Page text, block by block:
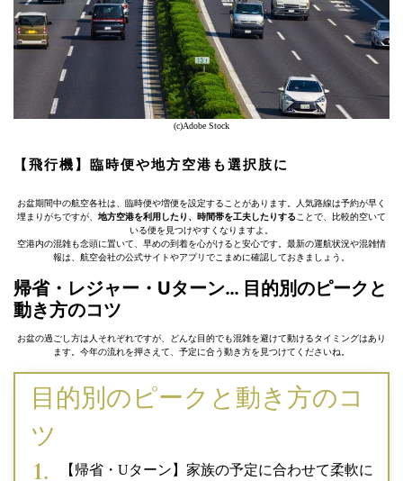
(c)Adobe Stock
【飛行機】臨時便や地方空港も選択肢に
お盆期間中の航空各社は、臨時便や増便を設定することがあります。人気路線は予約が早く
埋まりがちですが、 地方空港を利用したり、時間帯を工夫したりする ことで、比較的空いて
いる便を見つけやすくなりますよ。
空港内の混雑も念頭に置いて、早めの到着を心がけると安心です。最新の運航状況や混雑情
報は、航空会社の公式サイトやアプリでこまめに確認しておきましょう。
帰省・レジャー・Uターン… 目的別のピークと
動き方のコツ
お盆の過ごし方は人それぞれですが、どんな目的でも混雑を避けて動けるタイミングはあり
ます。今年の流れを押さえて、予定に合う動き方を見つけてくださいね。
目的別のピークと動き方のコ
ツ
【帰省・Uターン】家族の予定に合わせて柔軟に